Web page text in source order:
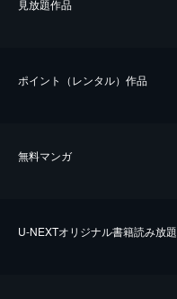
⾒放題作品
ポイント（レンタル）作品
無料マンガ
U-NEXTオリジナル書籍読み放題